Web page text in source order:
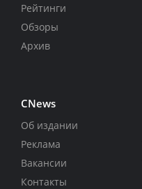
Рейтинги
Обзоры
Архив
CNews
Об издании
Реклама
Вакансии
Контакты